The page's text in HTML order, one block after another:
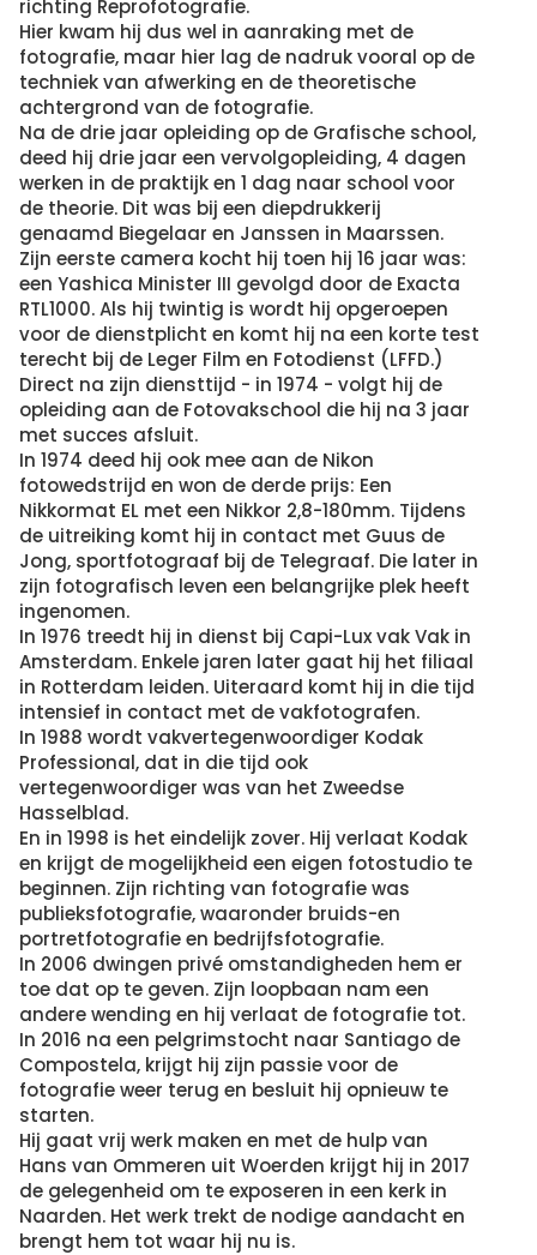
richting Reprofotografie.
Hier kwam hij dus wel in aanraking met de
fotografie, maar hier lag de nadruk vooral op de
techniek van afwerking en de theoretische
achtergrond van de fotografie.
Na de drie jaar opleiding op de Grafische school,
deed hij drie jaar een vervolgopleiding, 4 dagen
werken in de praktijk en 1 dag naar school voor
de theorie. Dit was bij een diepdrukkerij
genaamd Biegelaar en Janssen in Maarssen.
Zijn eerste camera kocht hij toen hij 16 jaar was:
een Yashica Minister III gevolgd door de Exacta
RTL1000. Als hij twintig is wordt hij opgeroepen
voor de dienstplicht en komt hij na een korte test
terecht bij de Leger Film en Fotodienst (LFFD.)
Direct na zijn diensttijd - in 1974 - volgt hij de
opleiding aan de Fotovakschool die hij na 3 jaar
met succes afsluit.
In 1974 deed hij ook mee aan de Nikon
fotowedstrijd en won de derde prijs: Een
Nikkormat EL met een Nikkor 2,8-180mm. Tijdens
de uitreiking komt hij in contact met Guus de
Jong, sportfotograaf bij de Telegraaf. Die later in
zijn fotografisch leven een belangrijke plek heeft
ingenomen.
In 1976 treedt hij in dienst bij Capi-Lux vak Vak in
Amsterdam. Enkele jaren later gaat hij het filiaal
in Rotterdam leiden. Uiteraard komt hij in die tijd
intensief in contact met de vakfotografen.
In 1988 wordt vakvertegenwoordiger Kodak
Professional, dat in die tijd ook
vertegenwoordiger was van het Zweedse
Hasselblad.
En in 1998 is het eindelijk zover. Hij verlaat Kodak
en krijgt de mogelijkheid een eigen fotostudio te
beginnen. Zijn richting van fotografie was
publieksfotografie, waaronder bruids-en
portretfotografie en bedrijfsfotografie.
In 2006 dwingen privé omstandigheden hem er
toe dat op te geven. Zijn loopbaan nam een
andere wending en hij verlaat de fotografie tot.
In 2016 na een pelgrimstocht naar Santiago de
Compostela, krijgt hij zijn passie voor de
fotografie weer terug en besluit hij opnieuw te
starten.
Hij gaat vrij werk maken en met de hulp van
Hans van Ommeren uit Woerden krijgt hij in 2017
de gelegenheid om te exposeren in een kerk in
Naarden. Het werk trekt de nodige aandacht en
brengt hem tot waar hij nu is.